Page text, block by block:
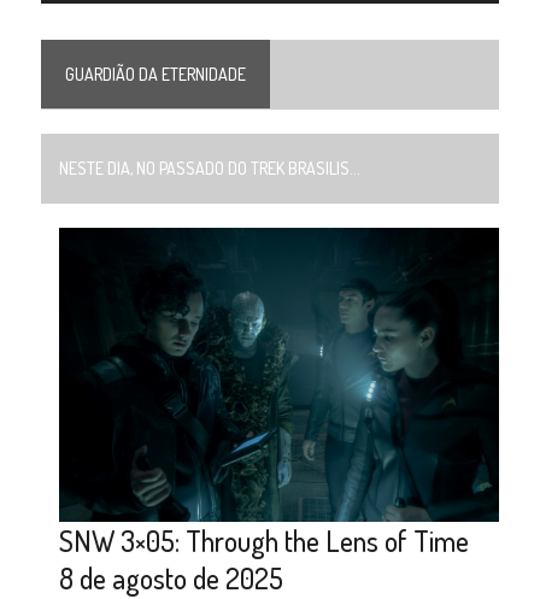
GUARDIÃO DA ETERNIDADE
NESTE DIA, NO PASSADO DO TREK BRASILIS...
SNW 3×05: Through the Lens of Time
8 de agosto de 2025